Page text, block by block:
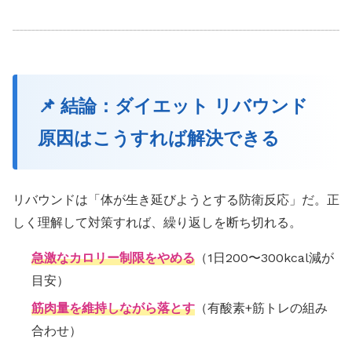
📌 結論：ダイエット リバウンド
原因はこうすれば解決できる
リバウンドは「体が生き延びようとする防衛反応」だ。正
しく理解して対策すれば、繰り返しを断ち切れる。
急激なカロリー制限をやめる （1日200〜300kcal減が
目安）
筋肉量を維持しながら落とす （有酸素+筋トレの組み
合わせ）